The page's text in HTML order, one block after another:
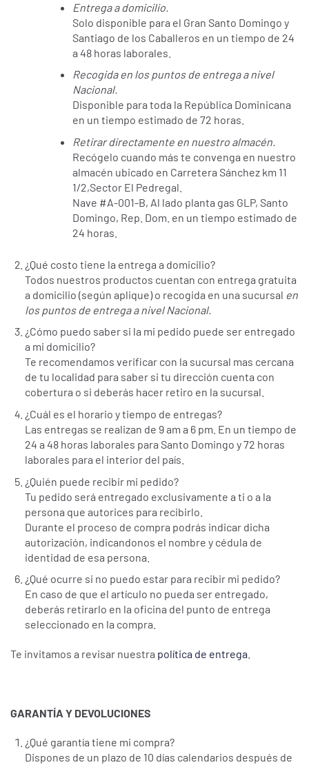
Entrega a domicilio.
Solo disponible para el Gran Santo Domingo y
Santiago de los Caballeros en un tiempo de 24
a 48 horas laborales.
Recogida en los puntos de entrega a nivel
Nacional.
Disponible para toda la República Dominicana
en un tiempo estimado de 72 horas.
Retirar directamente en nuestro almacén.
Recógelo cuando más te convenga en nuestro
almacén ubicado en Carretera Sánchez km 11
1/2,Sector El Pedregal.
Nave #A-001-B, Al lado planta gas GLP, Santo
Domingo, Rep. Dom. en un tiempo estimado de
24 horas.
¿Qué costo tiene la entrega a domicilio?
Todos nuestros productos cuentan con entrega gratuita
a domicilio (según aplique) o recogida en una sucursal en
los puntos de entrega a nivel Nacional.
¿Cómo puedo saber si la mi pedido puede ser entregado
a mi domicilio?
Te recomendamos verificar con la sucursal mas cercana
de tu localidad para saber si tu dirección cuenta con
cobertura o si deberás hacer retiro en la sucursal.
¿Cuál es el horario y tiempo de entregas?
Las entregas se realizan de 9 am a 6 pm. En un tiempo de
24 a 48 horas laborales para Santo Domingo y 72 horas
laborales para el interior del país.
¿Quién puede recibir mi pedido?
Tu pedido será entregado exclusivamente a ti o a la
persona que autorices para recibirlo.
Durante el proceso de compra podrás indicar dicha
autorización, indicandonos el nombre y cédula de
identidad de esa persona.
¿Qué ocurre si no puedo estar para recibir mi pedido?
En caso de que el artículo no pueda ser entregado,
deberás retirarlo en la oficina del punto de entrega
seleccionado en la compra.
Te invitamos a revisar nuestra política de entrega
GARANTÍA Y DEVOLUCIONES
¿Qué garantía tiene mi compra?
Dispones de un plazo de 10 días calendarios después de